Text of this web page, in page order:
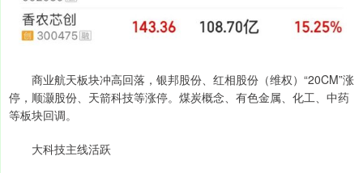
商业航天板块冲高回落，银邦股份、红相股份（维权）“20CM”涨
停，顺灏股份、天箭科技等涨停。煤炭概念、有色金属、化工、中药
等板块回调。
大科技主线活跃